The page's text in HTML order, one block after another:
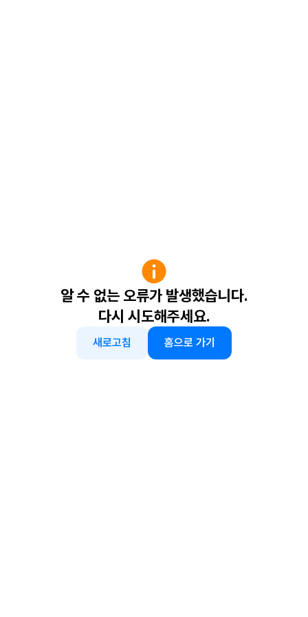
알 수 없는 오류가 발생했습니다.
다시 시도해주세요.
새로고침 홈으로 가기